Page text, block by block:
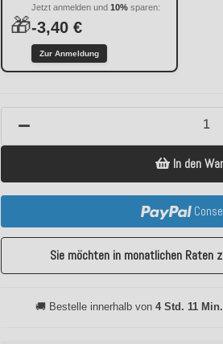
🎁
Jetzt anmelden und10% sparen:
-3,40 €
Zur Anmeldung
In den
Sie möchten in monatlichen Raten
🚚 Bestelle innerhalb von 4 Std. 11 Min.